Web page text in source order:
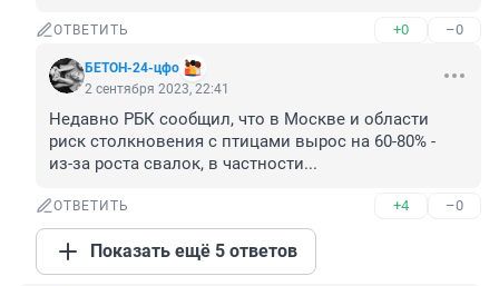
ОТВЕТИТЬ +0 –0
БЕТОН-24-цфо
2 сентября 2023, 22:41
Недавно РБК сообщил, что в Москве и области
риск столкновения с птицами вырос на 60-80% -
из-за роста свалок, в частности...
ОТВЕТИТЬ +4 –0
Показать ещё 5 ответов